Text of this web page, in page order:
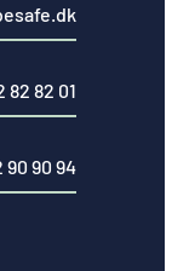
82 82 01
90 90 94